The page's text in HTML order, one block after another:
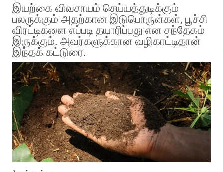
இயற்கை விவசாயம் செய்யத்துடிக்கும்
பலருக்கும் அதற்கான இடுபொருள்கள், பூச்சி
விரட்டிகளை எப்படி தயாரிப்பது என சந்தேகம்
இருக்கும். அவர்களுக்கான வழிகாட்டிதான்
இந்தக் கட்டுரை.